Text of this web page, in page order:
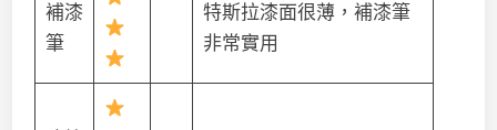
補漆
筆
特斯拉漆面很薄，補漆筆
非常實用